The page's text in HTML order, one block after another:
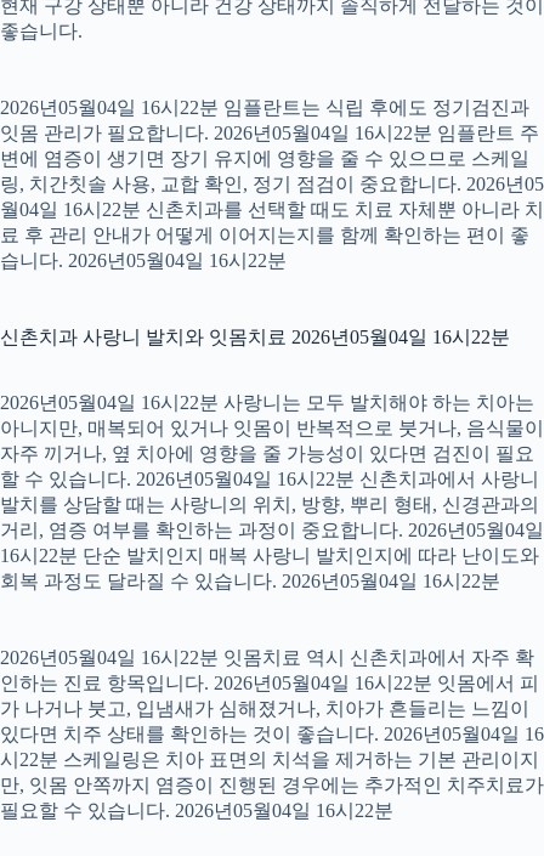
현재 구강 상태뿐 아니라 건강 상태까지 솔직하게 전달하는 것이
좋습니다.
2026년05월04일 16시22분 임플란트는 식립 후에도 정기검진과
잇몸 관리가 필요합니다. 2026년05월04일 16시22분 임플란트 주
변에 염증이 생기면 장기 유지에 영향을 줄 수 있으므로 스케일
링, 치간칫솔 사용, 교합 확인, 정기 점검이 중요합니다. 2026년05
월04일 16시22분 신촌치과를 선택할 때도 치료 자체뿐 아니라 치
료 후 관리 안내가 어떻게 이어지는지를 함께 확인하는 편이 좋
습니다. 2026년05월04일 16시22분
신촌치과 사랑니 발치와 잇몸치료 2026년05월04일 16시22분
2026년05월04일 16시22분 사랑니는 모두 발치해야 하는 치아는
아니지만, 매복되어 있거나 잇몸이 반복적으로 붓거나, 음식물이
자주 끼거나, 옆 치아에 영향을 줄 가능성이 있다면 검진이 필요
할 수 있습니다. 2026년05월04일 16시22분 신촌치과에서 사랑니
발치를 상담할 때는 사랑니의 위치, 방향, 뿌리 형태, 신경관과의
거리, 염증 여부를 확인하는 과정이 중요합니다. 2026년05월04일
16시22분 단순 발치인지 매복 사랑니 발치인지에 따라 난이도와
회복 과정도 달라질 수 있습니다. 2026년05월04일 16시22분
2026년05월04일 16시22분 잇몸치료 역시 신촌치과에서 자주 확
인하는 진료 항목입니다. 2026년05월04일 16시22분 잇몸에서 피
가 나거나 붓고, 입냄새가 심해졌거나, 치아가 흔들리는 느낌이
있다면 치주 상태를 확인하는 것이 좋습니다. 2026년05월04일 16
시22분 스케일링은 치아 표면의 치석을 제거하는 기본 관리이지
만, 잇몸 안쪽까지 염증이 진행된 경우에는 추가적인 치주치료가
필요할 수 있습니다. 2026년05월04일 16시22분